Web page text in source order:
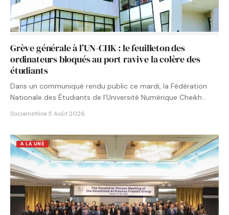
Grève générale à l’UN-CHK : le feuilleton des
ordinateurs bloqués au port ravive la colère des
étudiants
Dans un communiqué rendu public ce mardi, la Fédération
Nationale des Étudiants de l’Université Numérique Cheikh
Socialnetlink·5 Août 2026
A LA UNE